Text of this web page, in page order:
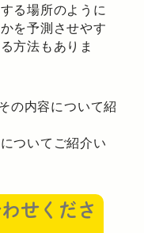
る場所のように
を予測させやす
方法もありま
の内容について紹
ついてご紹介い
せくださ